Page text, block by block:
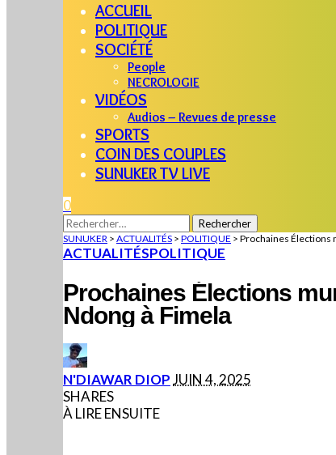
ACCUEIL
POLITIQUE
SOCIÉTÉ
People
NECROLOGIE
VIDÉOS
Audios – Revues de presse
SPORTS
COIN DES COUPLES
SUNUKER TV LIVE
0
Rechercher :
SUNUKER > ACTUALITÉS > POLITIQUE > Prochaines Élections
ACTUALITÉSPOLITIQUE
Prochaines Élections
Ndong à Fimela
POSTED
BY
N'DIAWAR DIOPJUIN 4, 2025
SHARES
À LIRE ENSUITE